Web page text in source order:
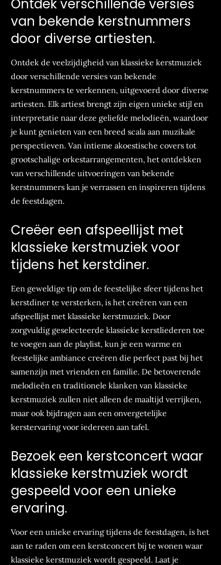
Ontdek verschillende versies
van bekende kerstnummers
door diverse artiesten.
Ontdek de veelzijdigheid van klassieke kerstmuziek
door verschillende versies van bekende
kerstnummers te verkennen, uitgevoerd door diverse
artiesten. Elk artiest brengt zijn eigen unieke stijl en
interpretatie naar deze geliefde melodieën, waardoor
je kunt genieten van een breed scala aan muzikale
perspectieven. Van intieme akoestische covers tot
grootschalige orkestarrangementen, het ontdekken
van verschillende uitvoeringen van bekende
kerstnummers kan je verrassen en inspireren tijdens
de feestdagen.
Creëer een afspeellijst met
klassieke kerstmuziek voor
tijdens het kerstdiner.
Een geweldige tip om de feestelijke sfeer tijdens het
kerstdiner te versterken, is het creëren van een
afspeellijst met klassieke kerstmuziek. Door
zorgvuldig geselecteerde klassieke kerstliederen toe
te voegen aan de playlist, kun je een warme en
feestelijke ambiance creëren die perfect past bij het
samenzijn met vrienden en familie. De betoverende
melodieën en traditionele klanken van klassieke
kerstmuziek zullen niet alleen de maaltijd verrijken,
maar ook bijdragen aan een onvergetelijke
kerstervaring voor iedereen aan tafel.
Bezoek een kerstconcert waar
klassieke kerstmuziek wordt
gespeeld voor een unieke
ervaring.
Voor een unieke ervaring tijdens de feestdagen, is het
aan te raden om een kerstconcert bij te wonen waar
klassieke kerstmuziek wordt gespeeld. Laat je